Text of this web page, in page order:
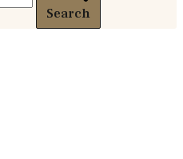
Search